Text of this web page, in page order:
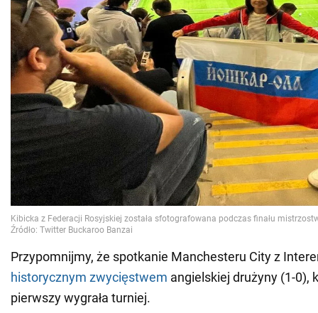
Przypomnijmy, że spotkanie Manchesteru City z
historycznym zwycięstwem angielskiej drużyny (1-0),
pierwszy wygrała turniej.